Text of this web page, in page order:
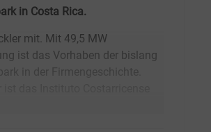
in Costa Rica.